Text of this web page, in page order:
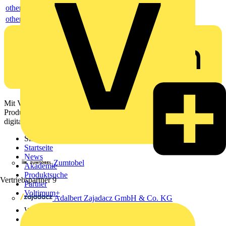
Zumtobel
Vertriebspartner 9
Adalbert Zajadacz GmbH & Co. KG
others
others
Mit Voltimum erhalten Elektrofachkräfte Zugang zu Branchennews,
Produktinformationen, Schulungen und Tools – alles auf einer
digitalen Plattform und Community.
Sitemap
Startseite
News
Akademie
Produktsuche
Partner
Voltimum+
Weitere Links